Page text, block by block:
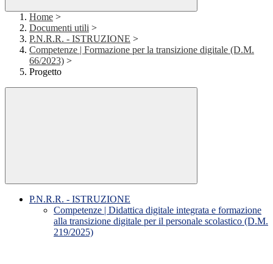
Home >
Documenti utili >
P.N.R.R. - ISTRUZIONE >
Competenze | Formazione per la transizione digitale (D.M.
66/2023) >
Progetto
P.N.R.R. - ISTRUZIONE
Competenze | Didattica digitale integrata e formazione
alla transizione digitale per il personale scolastico (D.M.
219/2025)